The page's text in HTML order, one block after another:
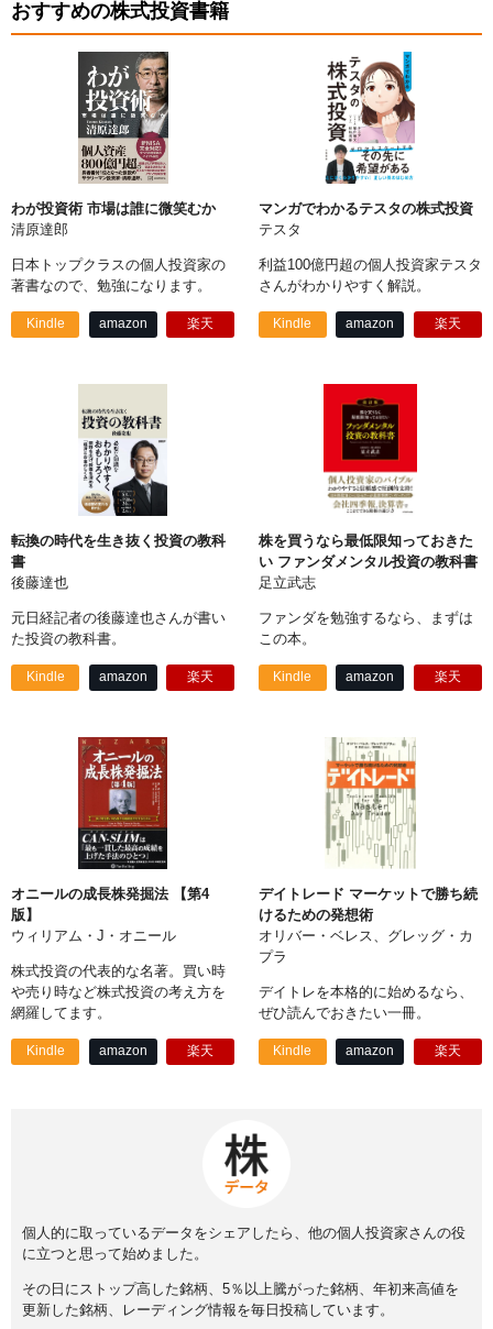
おすすめの株式投資書籍
わが投資術 市場は誰に微笑むか
清原達郎
日本トップクラスの個人投資家の
著書なので、勉強になります。
Kindle amazon 楽天
マンガでわかるテスタの株式投資
テスタ
利益100億円超の個人投資家テスタ
さんがわかりやすく解説。
Kindle amazon 楽天
転換の時代を生き抜く投資の教科
書
後藤達也
元日経記者の後藤達也さんが書い
た投資の教科書。
Kindle amazon 楽天
株を買うなら最低限知っておきた
い ファンダメンタル投資の教科書
足立武志
ファンダを勉強するなら、まずは
この本。
Kindle amazon 楽天
オニールの成長株発掘法 【第4
版】
ウィリアム・J・オニール
株式投資の代表的な名著。買い時
や売り時など株式投資の考え方を
網羅してます。
Kindle amazon 楽天
デイトレード マーケットで勝ち続
けるための発想術
オリバー・ベレス、グレッグ・カ
プラ
デイトレを本格的に始めるなら、
ぜひ読んでおきたい一冊。
Kindle amazon 楽天
個人的に取っているデータをシェアしたら、他の個人投資家さんの役
に立つと思って始めました。
その日にストップ高した銘柄、5％以上騰がった銘柄、年初来高値を
更新した銘柄、レーディング情報を毎日投稿しています。